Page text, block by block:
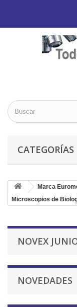
CATEGORÍAS
Marca
Microscopios de
NOVEX
NOVEDADES